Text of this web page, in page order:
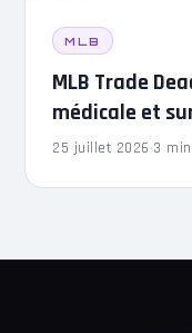
MLB
MLB Trade
médicale et
25 juillet 2026·3